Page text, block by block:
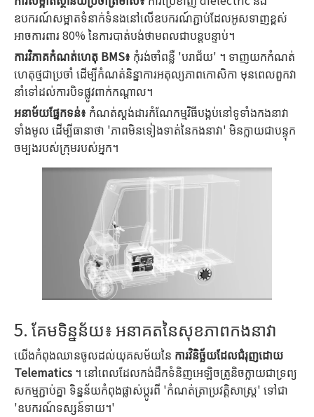
ឧបករណ៍សម្អាតទំនាក់ទំនងនៅលើឧបករណ៍ភ្ជាប់ដែលអូសទាញខ្ពស់
អាចការពារ 80% នៃការបាត់បង់ថាមពលជាបន្តបន្ទាប់។
ការវិភាគកំណត់ហេតុ BMS៖ កុំរង់ចាំពន្លឺ 'បរាជ័យ' ។ ទាញយកកំណត់
ហេតុថ្មជាប្រចាំ ដើម្បីកំណត់និន្នាការអតុល្យភាពកោសិកា មុនពេលពួកវា
នាំទៅដល់ការបិទផ្លូវពាក់កណ្តាល។
អនាម័យផ្នែកទន់៖ កំណត់ស្តង់ដារកំណែកម្មវិធីបង្កប់នៅទូទាំងកងនាវា
ទាំងមូល ដើម្បីធានាថា 'ភាពមិនទៀងទាត់នៃកងនាវា' មិនក្លាយជាបន្ទុក
ចម្បងរបស់ក្រុមរបស់អ្នក។
5. គែមទិន្នន័យ៖ អនាគតនៃសុខភាពកងនាវា
យើង​កំពុង​ឈាន​ចូល​ដល់​យុគសម័យ​នៃ ​ការ​វិនិច្ឆ័យ​ដែល​ជំរុញ​ដោយ
Telematics ។ នៅពេលដែលកង់ដឹកទំនិញអេឡិចត្រូនិចក្លាយជាទ្រព្យ
សកម្មភ្ជាប់គ្នា ទិន្នន័យកំពុងផ្លាស់ប្តូរពី 'កំណត់ត្រាប្រវត្តិសាស្ត្រ' ទៅជា
'ឧបករណ៍ទស្សន៍ទាយ។'